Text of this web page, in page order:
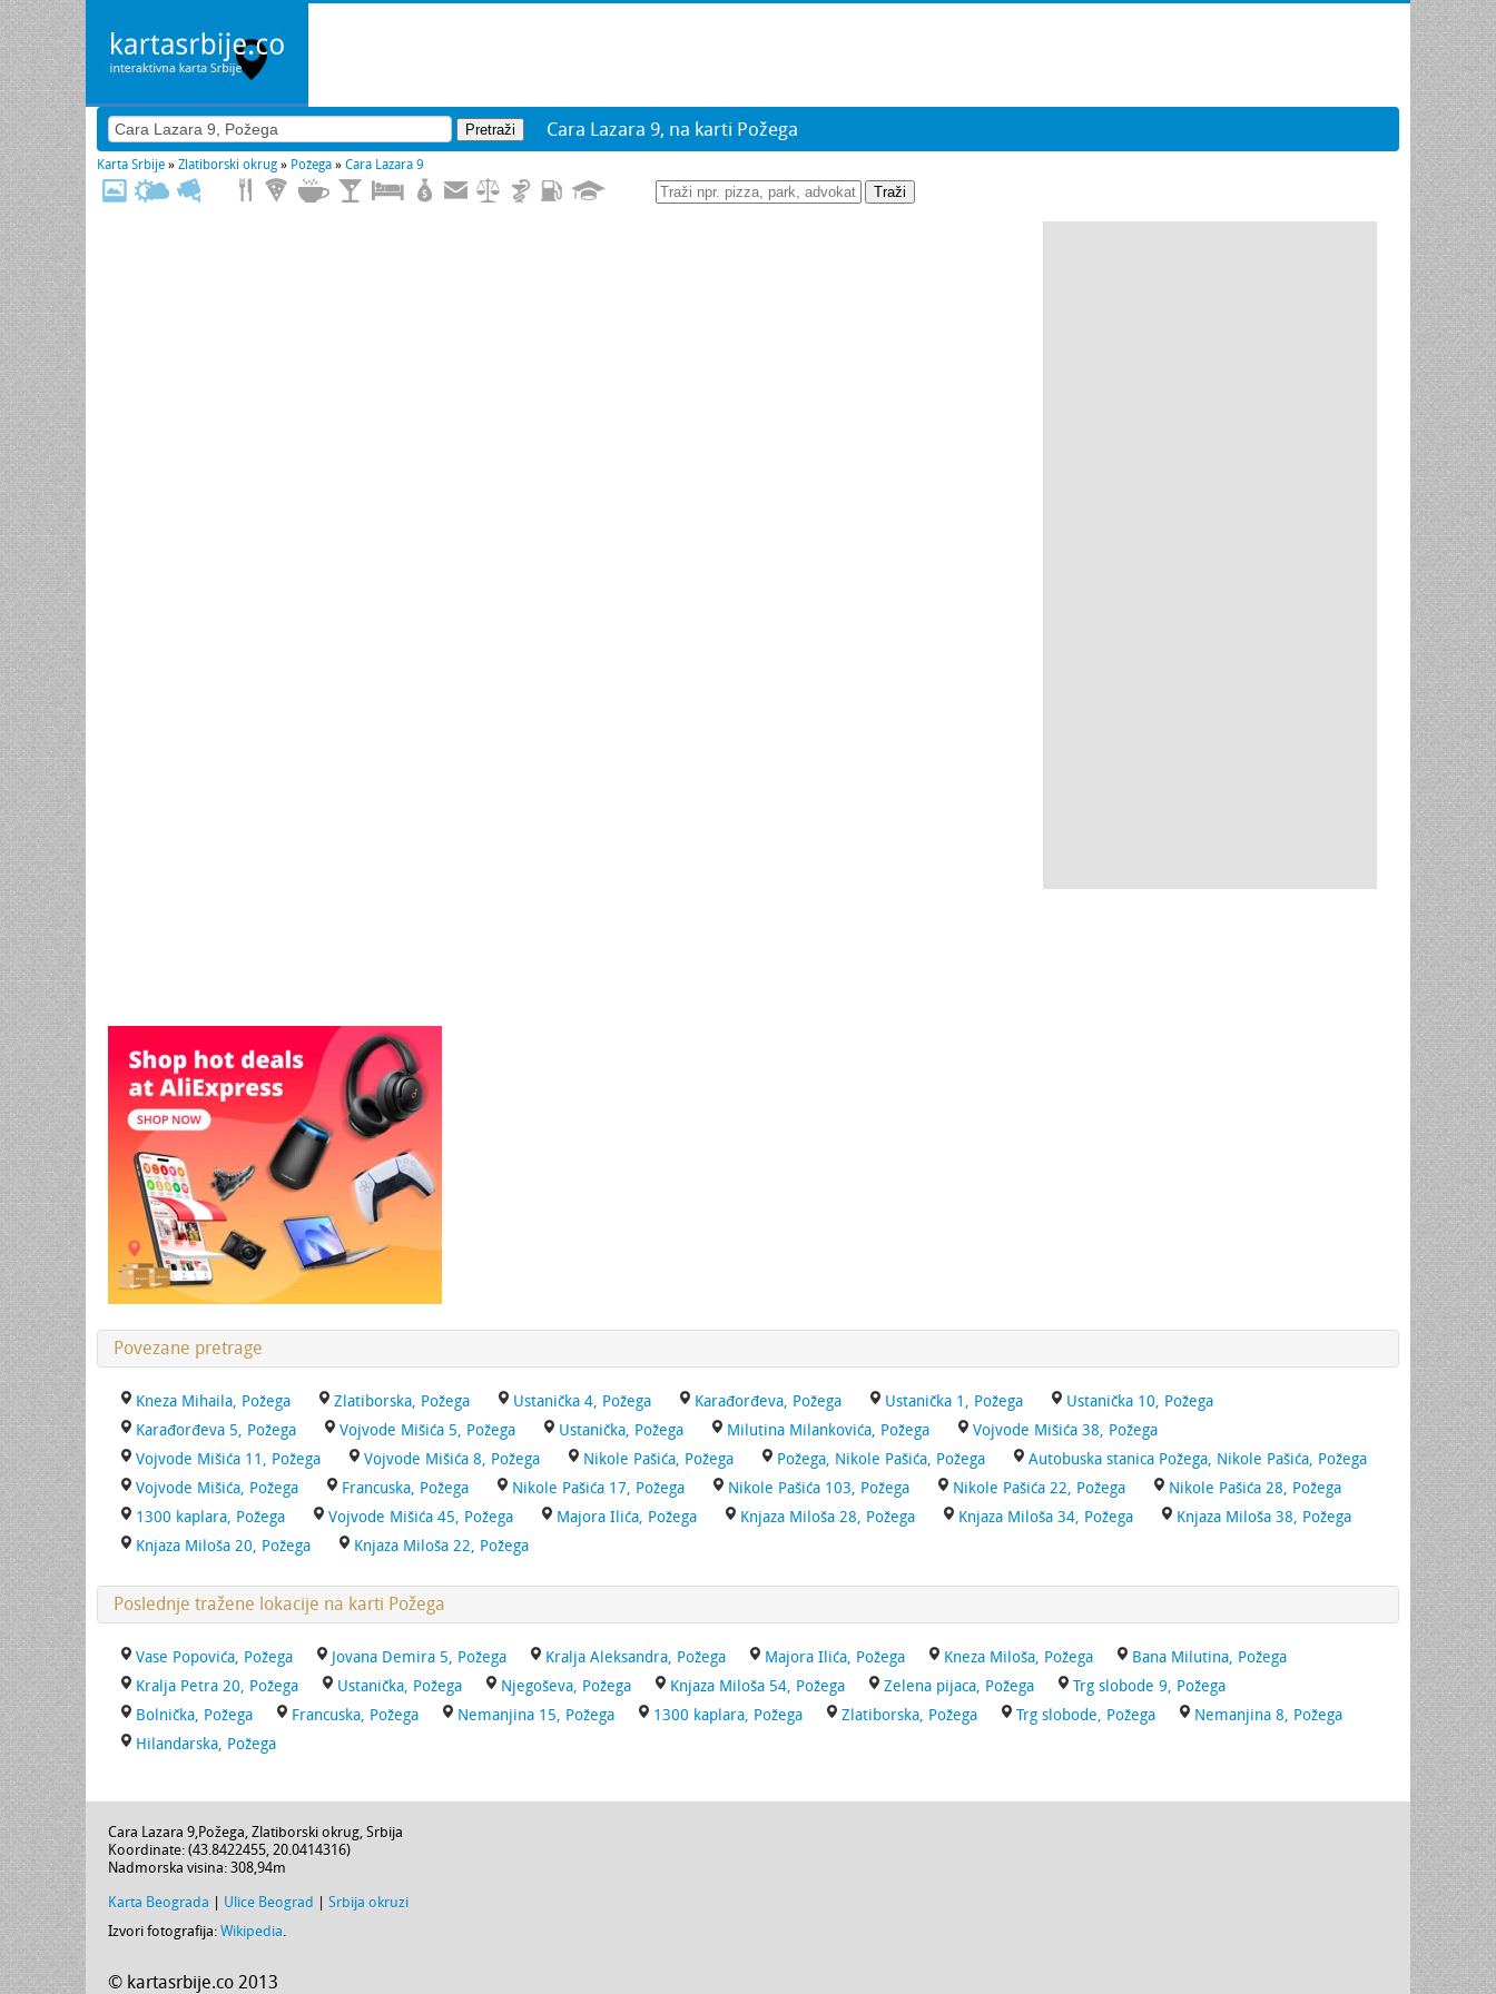
Cara Lazara 9, na karti Požega
Karta Srbije » Zlatiborski okrug » Požega » Cara Lazara 9
Traži
Povezane pretrage
Kneza Mihaila, Požega Zlatiborska, Požega Ustanička 4, Požega Karađorđeva, Požega Ustanička 1, Požega
Ustanička 10, Požega
Karađorđeva 5, Požega
Vojvode Mišića 5, Požega Ustanička, Požega Milutina Milankovića, Požega
Vojvode Mišića 38, Požega
Vojvode Mišića 11, Požega
Vojvode Mišića 8, Požega Nikole Pašića, Požega Požega, Nikole Pašića, Požega
Autobuska stanica Požega, Nikole Pašića, Požega
Vojvode Mišića, Požega
Francuska, Požega Nikole Pašića 17, Požega Nikole Pašića 103, Požega Nikole Pašića 22, Požega
Nikole Pašića 28, Požega
1300 kaplara, Požega
Vojvode Mišića 45, Požega Majora Ilića, Požega Knjaza Miloša 28, Požega Knjaza Miloša 34, Požega
Knjaza Miloša 38, Požega
Knjaza Miloša 20, Požega
Knjaza Miloša 22, Požega
Poslednje tražene lokacije na karti Požega
Vase Popovića, Požega Jovana Demira 5, Požega Kralja Aleksandra, Požega Majora Ilića, Požega Kneza Miloša, Požega
Bana Milutina, Požega
Kralja Petra 20, Požega
Ustanička, Požega Njegoševa, Požega Knjaza Miloša 54, Požega Zelena pijaca, Požega
Trg slobode 9, Požega
Bolnička, Požega
Francuska, Požega Nemanjina 15, Požega 1300 kaplara, Požega Zlatiborska, Požega Trg slobode, Požega
Nemanjina 8, Požega
Hilandarska, Požega
Cara Lazara 9,Požega, Zlatiborski okrug, Srbija
Koordinate: (43.8422455, 20.0414316)
Nadmorska visina: 308,94m
Karta Beograda Ulice Beograd
Srbija okruzi
Izvori fotografija: Wikipedia.
© kartasrbije.co 2013